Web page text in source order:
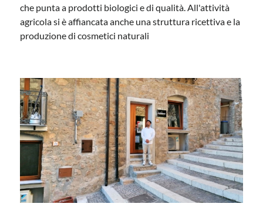
che punta a prodotti biologici e di qualità. All'attività
agricola si è affiancata anche una struttura ricettiva e la
produzione di cosmetici naturali